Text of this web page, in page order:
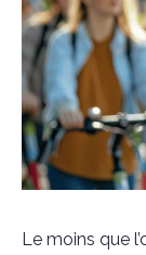
Le moins que